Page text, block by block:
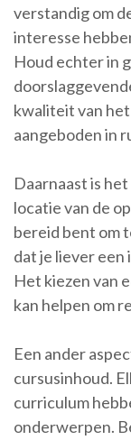
verstandig om
interesse
Houd echter in
kwaliteit van
aangeboden in
Daarnaast is
locatie van de
bereid bent om
dat je liever
Het kiezen van
kan helpen om
Een ander
cursusinhoud.
curriculum
onderwerpen.